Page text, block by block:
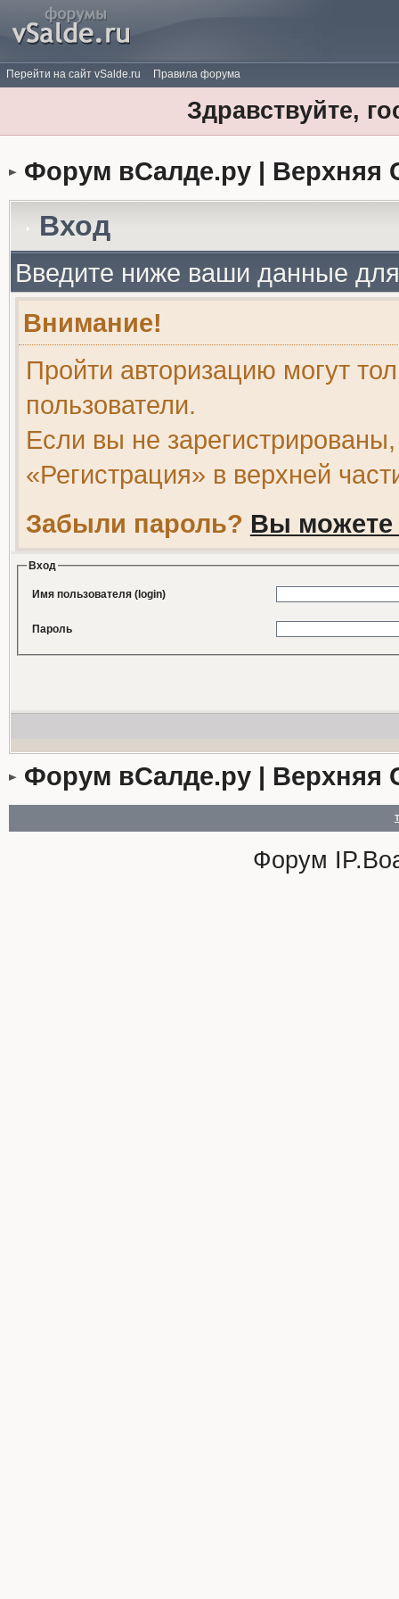
Перейти на сайт vSalde.ru Правила форума
Здравствуйте,
Форум вСалде.ру | Верхняя
Вход
Введите ниже ваши данные
Внимание!
Пройти авторизацию могут
пользователи.
Если вы не
«Регистрация» в верхней
Забыли пароль? Вы можете
Вход
Имя пользователя (login)
Пароль
Форум вСалде.ру | Верхняя
Форум